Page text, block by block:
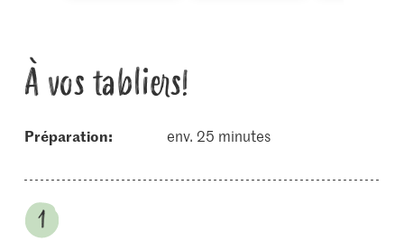
À vos tabliers!
Préparation: env. 25 minutes